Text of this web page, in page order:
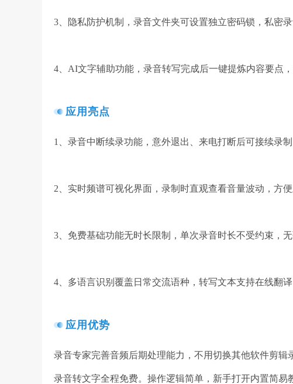
3、隐私防护机制，录音文件夹可设置独立密码锁，私密
4、AI文字辅助功能，录音转写完成后一键提炼内容要点
应用亮点
1、录音中断续录功能，意外退出、来电打断后可接续录
2、实时频谱可视化界面，录制时直观查看音量波动，方
3、免费基础功能无时长限制，单次录音时长不受约束，
4、多语言识别覆盖日常交流语种，转写文本支持在线翻
应用优势
录音专家完善音频后期处理能力，不用切换其他软件剪
录音转文字全程免费。操作逻辑简单，新手打开内置简